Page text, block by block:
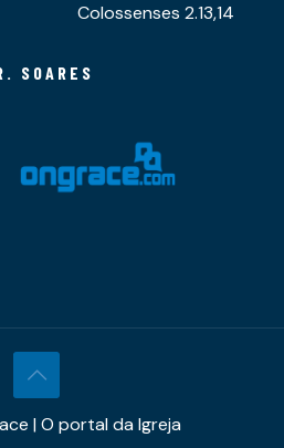
Colossenses 2.13,14
SOARES
| O portal da Igreja